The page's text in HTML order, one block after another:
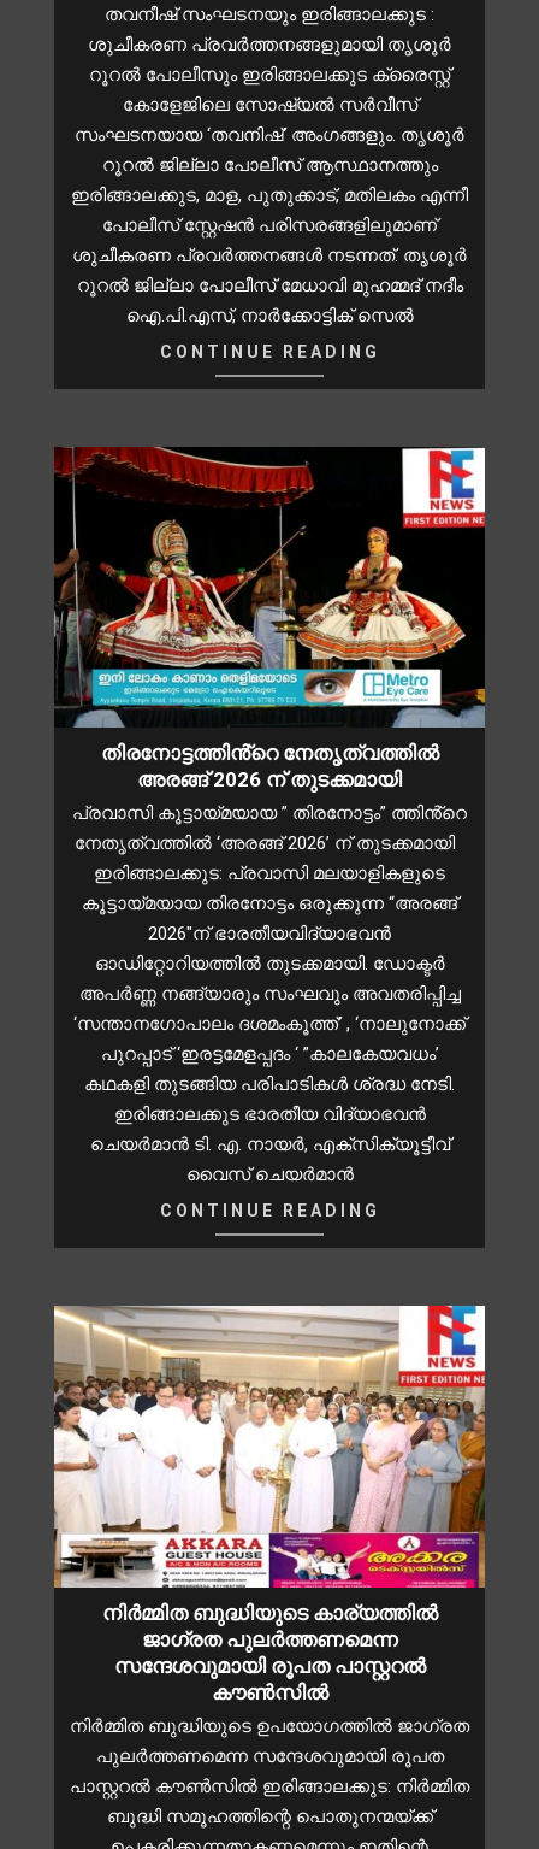
തവനീഷ് സംഘടനയും ഇരിങ്ങാലക്കുട :
ശുചീകരണ പ്രവർത്തനങ്ങളുമായി തൃശൂർ
റൂറൽ പോലീസും ഇരിങ്ങാലക്കുട ക്രൈസ്റ്റ്
കോളേജിലെ സോഷ്യൽ സർവീസ്
സംഘടനയായ ‘തവനിഷ്’ അംഗങ്ങളും. തൃശൂർ
റൂറൽ ജില്ലാ പോലീസ് ആസ്ഥാനത്തും
ഇരിങ്ങാലക്കുട, മാള, പുതുക്കാട്, മതിലകം എന്നീ
പോലീസ് സ്റ്റേഷൻ പരിസരങ്ങളിലുമാണ്
ശുചീകരണ പ്രവർത്തനങ്ങൾ നടന്നത്. തൃശൂർ
റൂറൽ ജില്ലാ പോലീസ് മേധാവി മുഹമ്മദ് നദീം
ഐ.പി.എസ്, നാർക്കോട്ടിക് സെൽ
CONTINUE READING
തിരനോട്ടത്തിൻ്റെ നേതൃത്വത്തിൽ
അരങ്ങ് 2026 ന് തുടക്കമായി
പ്രവാസി കൂട്ടായ്മയായ ” തിരനോട്ടം” ത്തിൻ്റെ
നേതൃത്വത്തിൽ ‘അരങ്ങ് 2026’ ന് തുടക്കമായി
ഇരിങ്ങാലക്കുട: പ്രവാസി മലയാളികളുടെ
കൂട്ടായ്മയായ തിരനോട്ടം ഒരുക്കുന്ന “അരങ്ങ്
2026″ന് ഭാരതീയവിദ്യാഭവൻ
ഓഡിറ്റോറിയത്തിൽ തുടക്കമായി. ഡോക്ടർ
അപർണ്ണ നങ്ങ്യാരും സംഘവും അവതരിപ്പിച്ച
‘സന്താനഗോപാലം ദശമംകൂത്ത്’ , ‘നാലുനോക്ക്
പുറപ്പാട് ‘ഇരട്ടമേളപ്പദം ‘ ”കാലകേയവധം’
കഥകളി തുടങ്ങിയ പരിപാടികൾ ശ്രദ്ധ നേടി.
ഇരിങ്ങാലക്കുട ഭാരതീയ വിദ്യാഭവൻ
ചെയർമാൻ ടി. എ. നായർ, എക്സിക്യൂട്ടീവ്
വൈസ് ചെയർമാൻ
CONTINUE READING
നിർമ്മിത ബുദ്ധിയുടെ കാര്യത്തിൽ
ജാഗ്രത പുലർത്തണമെന്ന
സന്ദേശവുമായി രൂപത പാസ്റ്ററൽ
കൗൺസിൽ
നിര്‍മ്മിത ബുദ്ധിയുടെ ഉപയോഗത്തിൽ ജാഗ്രത
പുലർത്തണമെന്ന സന്ദേശവുമായി രൂപത
പാസ്റ്ററല്‍ കൗണ്‍സില്‍ ഇരിങ്ങാലക്കുട: നിര്‍മ്മിത
ബുദ്ധി സമൂഹത്തിന്റെ പൊതുനന്മയ്ക്ക്